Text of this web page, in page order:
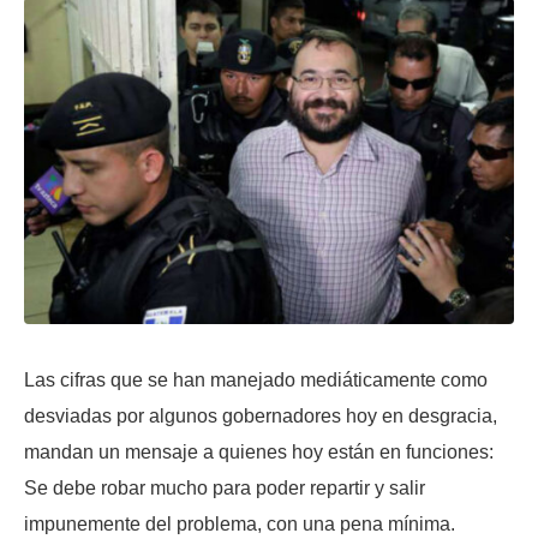
Las cifras que se han manejado mediáticamente como
desviadas por algunos gobernadores hoy en desgracia,
mandan un mensaje a quienes hoy están en funciones:
Se debe robar mucho para poder repartir y salir
impunemente del problema, con una pena mínima.